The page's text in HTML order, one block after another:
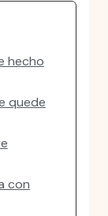
hecho
quede
con